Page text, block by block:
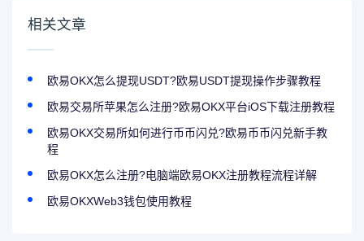
相关文章
欧易OKX怎么提现USDT?欧易USDT提现操作步骤教程
欧易交易所苹果怎么注册?欧易OKX平台iOS下载注册教程
欧易OKX交易所如何进行币币闪兑?欧易币币闪兑新手教
程
欧易OKX怎么注册?电脑端欧易OKX注册教程流程详解
欧易OKXWeb3钱包使用教程